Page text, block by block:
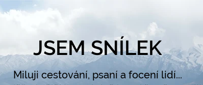
JSEM SNÍLEK
Miluji cestování, psaní a focení lidí...